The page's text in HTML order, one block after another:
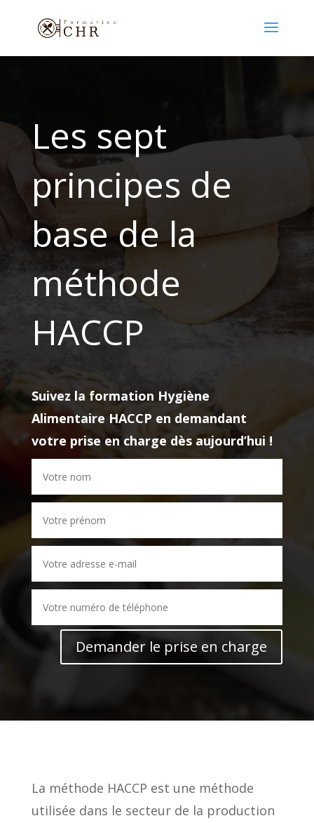
Les sept
principes de
base de la
méthode
HACCP
Suivez la formation Hygiène
Alimentaire HACCP en demandant
votre prise en charge dès aujourd’hui !
Demander le prise en charge
La méthode HACCP est une méthode
utilisée dans le secteur de la production